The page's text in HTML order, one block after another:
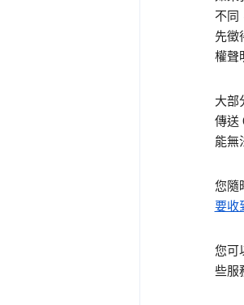
不同
先徵
權聲
大部
傳送
能無
您隨
要收
您可
些服